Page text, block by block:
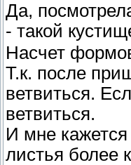
Да,
- такой
Насчет
Т.к. после
ветвиться.
ветвиться.
И мне
листья более